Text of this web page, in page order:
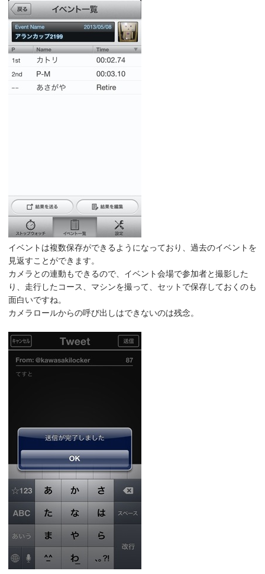
イベントは複数保存ができるようになっており、過去のイベントを
見返すことができます。
カメラとの連動もできるので、イベント会場で参加者と撮影した
り、走行したコース、マシンを撮って、セットで保存しておくのも
面白いですね。
カメラロールからの呼び出しはできないのは残念。